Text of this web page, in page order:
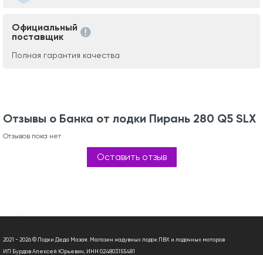
Официальный
поставщик
Полная гарантия качества
Отзывы о Банка от лодки Пирань 280 Q5 SLX
Отзывов пока нет
Оставить отзыв
2021 - 2026 © Лодки Деда Мазая. Магазин надувных лодок ПВХ и лодочных моторов
ИП Бурдов Алексей Юрьевич, ИНН 024803155481